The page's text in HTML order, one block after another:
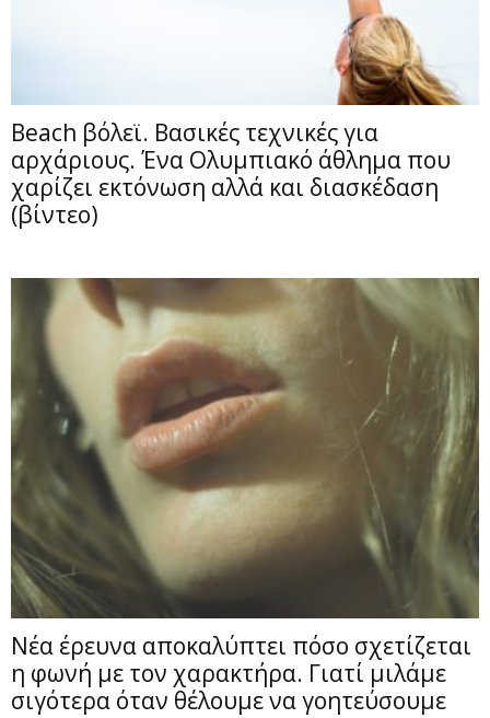
Beach βόλεϊ. Βασικές τεχνικές για
αρχάριους. Ένα Ολυμπιακό άθλημα που
χαρίζει εκτόνωση αλλά και διασκέδαση
(βίντεο)
Νέα έρευνα αποκαλύπτει πόσο σχετίζεται
η φωνή με τον χαρακτήρα. Γιατί μιλάμε
σιγότερα όταν θέλουμε να γοητεύσουμε